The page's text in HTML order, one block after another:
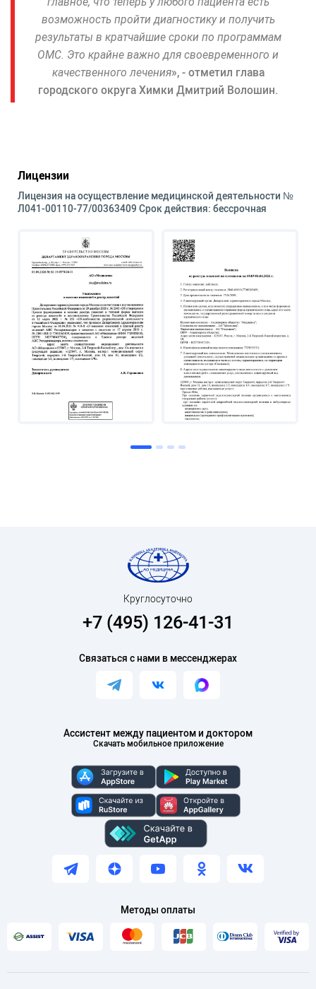
возможность пройти диагностику и получить
результаты в кратчайшие сроки по программам
ОМС. Это крайне важно для своевременного и
качественного лечения», - отметил глава
городского округа Химки Дмитрий Волошин.
Лицензии
Лицензия на осуществление медицинской деятельности №
Л041-00110-77/00363409 Срок действия: бессрочная
Ассистент между пациентом и доктором
Скачать мобильное приложение
Круглосуточно
+7 (495) 126-41-31
Связаться с нами в мессенджерах
Методы оплаты